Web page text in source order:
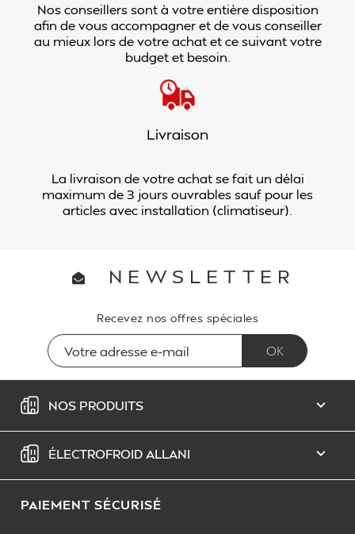
Nos conseillers sont à votre entière disposition
afin de vous accompagner et de vous conseiller
au mieux lors de votre achat et ce suivant votre
budget et besoin.
Livraison
La livraison de votre achat se fait un délai
maximum de 3 jours ouvrables sauf pour les
articles avec installation (climatiseur).
NEWSLETTER
Recevez nos offres spéciales
NOS PRODUITS 
ÉLECTROFROID ALLANI 
PAIEMENT SÉCURISÉ